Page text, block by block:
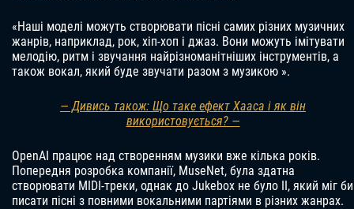
«Наші моделі можуть створювати пісні самих різних музичних
жанрів, наприклад, рок, хіп-хоп і джаз. Вони можуть імітувати
мелодію, ритм і звучання найрізноманітніших інструментів, а
також вокал, який буде звучати разом з музикою ».
— Дивись також: Що таке ефект Хааса і як він
використовується? —
OpenAI працює над створенням музики вже кілька років.
Попередня розробка компанії, MuseNet, була здатна
створювати MIDI-треки, однак до Jukebox не було ІІ, який міг би
писати пісні з повними вокальними партіями в різних жанрах.